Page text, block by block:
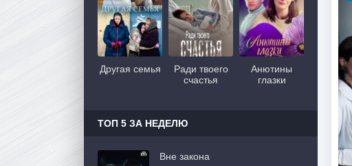
Другая семья
Ради твоего
счастья
Анютины
глазки
ТОП 5 ЗА НЕДЕЛЮ
Вне закона